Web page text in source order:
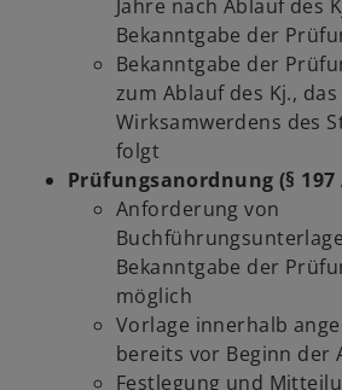
Jahre nach Ablauf des
Bekanntgabe der
Bekanntgabe der
zum Ablauf des Kj.,
Wirksamwerdens des
folgt
Prüfungsanordnung (§ 197
Anforderung von
Bekanntgabe der
möglich
Vorlage innerhalb
bereits vor Beginn der
Festlegung und